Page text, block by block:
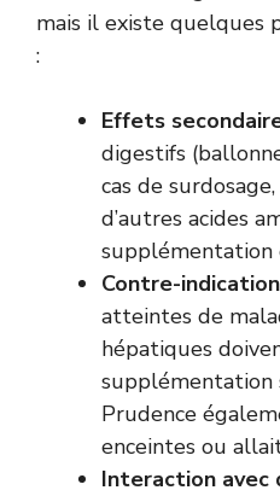
mais il existe quelques
:
Effets
digestifs
cas de
d’autres acides
supplémentation
Contre-
atteintes de
hépatiques
supplémentation
Prudence
enceintes ou
Interaction avec